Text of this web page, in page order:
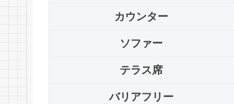
カウンター
ソファー
テラス席
バリアフリー